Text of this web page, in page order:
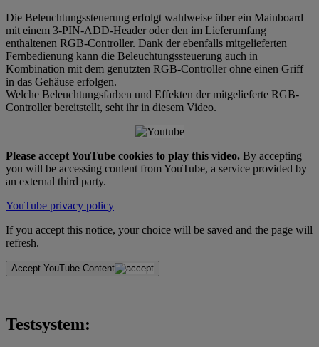
Die Beleuchtungssteuerung erfolgt wahlweise über ein Mainboard
mit einem 3-PIN-ADD-Header oder den im Lieferumfang
enthaltenen RGB-Controller. Dank der ebenfalls mitgelieferten
Fernbedienung kann die Beleuchtungssteuerung auch in
Kombination mit dem genutzten RGB-Controller ohne einen Griff
in das Gehäuse erfolgen.
Welche Beleuchtungsfarben und Effekten der mitgelieferte RGB-
Controller bereitstellt, seht ihr in diesem Video.
Please accept YouTube cookies to play this video. By accepting
you will be accessing content from YouTube, a service provided by
an external third party.
YouTube privacy policy
If you accept this notice, your choice will be saved and the page will
refresh.
Accept YouTube Content
Testsystem: